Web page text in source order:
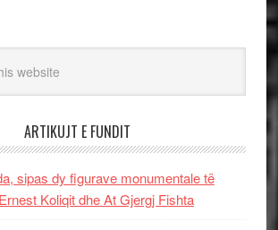
ARTIKUJT E FUNDIT
sipas dy figurave monumentale të
Koliqit dhe At Gjergj Fishta